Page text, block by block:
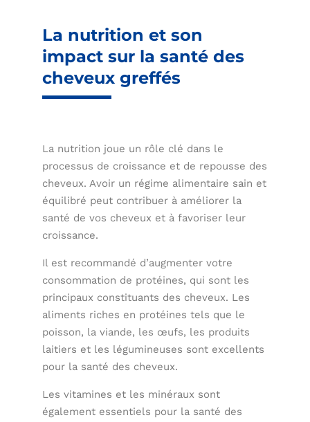
La nutrition et son
impact sur la santé des
cheveux greffés
La nutrition joue un rôle clé dans le
processus de croissance et de repousse des
cheveux. Avoir un régime alimentaire sain et
équilibré peut contribuer à améliorer la
santé de vos cheveux et à favoriser leur
croissance.
Il est recommandé d’augmenter votre
consommation de protéines, qui sont les
principaux constituants des cheveux. Les
aliments riches en protéines tels que le
poisson, la viande, les œufs, les produits
laitiers et les légumineuses sont excellents
pour la santé des cheveux.
Les vitamines et les minéraux sont
également essentiels pour la santé des